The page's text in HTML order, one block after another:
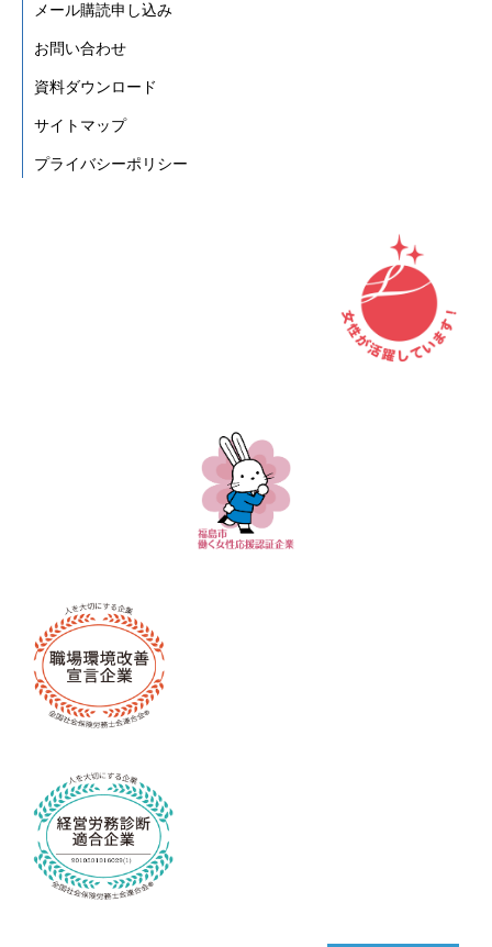
メール購読申し込み
お問い合わせ
資料ダウンロード
サイトマップ
プライバシーポリシー